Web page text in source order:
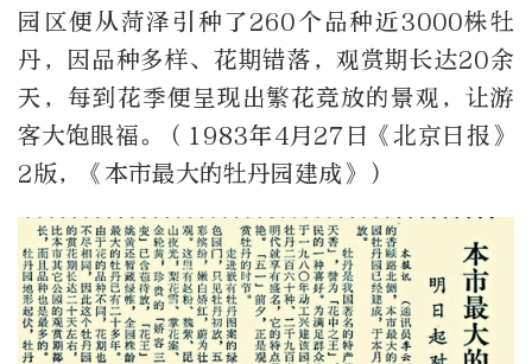
园区便从菏泽引种了260个品种近3000株牡
丹，因品种多样、花期错落，观赏期长达20余
天，每到花季便呈现出繁花竞放的景观，让游
客大饱眼福。（1983年4月27日《北京日报》
2版，《本市最大的牡丹园建成》）